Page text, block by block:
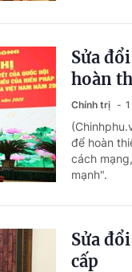
Sửa
hoàn
Chính trị
để hoàn
cách
mạnh".
Sửa
cấp